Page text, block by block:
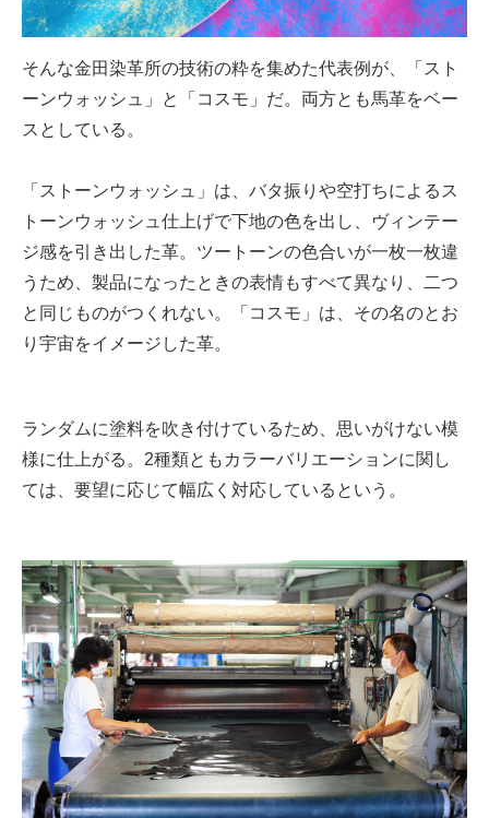
そんな金田染革所の技術の粋を集めた代表例が、「スト
ーンウォッシュ」と「コスモ」だ。両方とも馬革をベー
スとしている。
「ストーンウォッシュ」は、バタ振りや空打ちによるス
トーンウォッシュ仕上げで下地の色を出し、ヴィンテー
ジ感を引き出した革。ツートーンの色合いが一枚一枚違
うため、製品になったときの表情もすべて異なり、二つ
と同じものがつくれない。「コスモ」は、その名のとお
り宇宙をイメージした革。
ランダムに塗料を吹き付けているため、思いがけない模
様に仕上がる。2種類ともカラーバリエーションに関し
ては、要望に応じて幅広く対応しているという。